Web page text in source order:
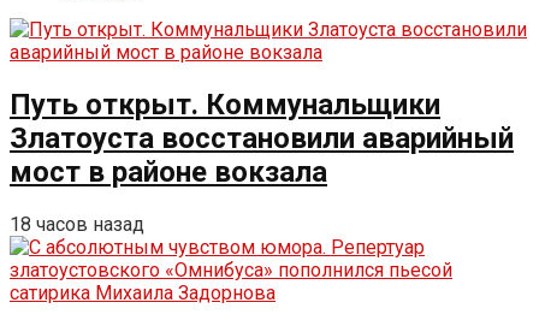
Путь открыт. Коммунальщики
Златоуста восстановили аварийный
мост в районе вокзала
18 часов назад